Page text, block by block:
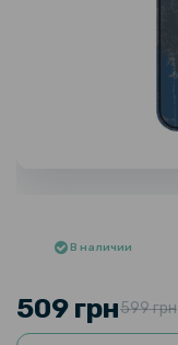
В наличии
509 грн599 грн